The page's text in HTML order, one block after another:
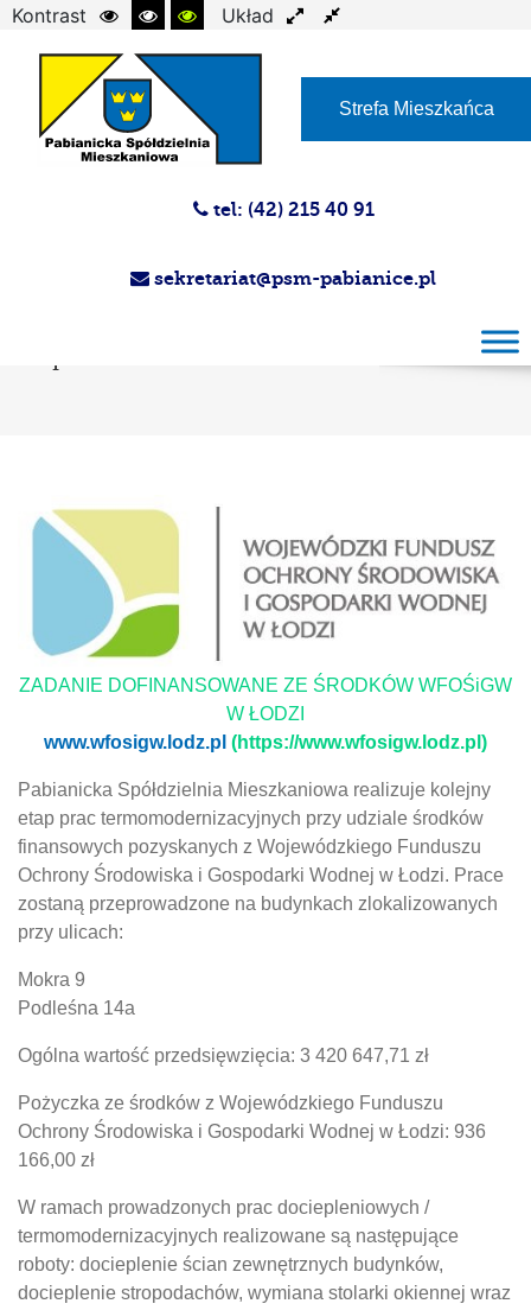
Kontrast
Układ
Strefa Mieszkańca
tel: (42) 215 40 91
sekretariat@psm-pabianice.pl
ZADANIE DOFINANSOWANE ZE ŚRODKÓW WFOŚiGW
W ŁODZI
www.wfosigw.lodz.pl (https://www.wfosigw.lodz.pl)
Pabianicka Spółdzielnia Mieszkaniowa realizuje kolejny
etap prac termomodernizacyjnych przy udziale środków
finansowych pozyskanych z Wojewódzkiego Funduszu
Ochrony Środowiska i Gospodarki Wodnej w Łodzi. Prace
zostaną przeprowadzone na budynkach zlokalizowanych
przy ulicach:
Mokra 9
Podleśna 14a
Ogólna wartość przedsięwzięcia: 3 420 647,71 zł
Pożyczka ze środków z Wojewódzkiego Funduszu
Ochrony Środowiska i Gospodarki Wodnej w Łodzi: 936
166,00 zł
W ramach prowadzonych prac dociepleniowych /
termomodernizacyjnych realizowane są następujące
roboty: docieplenie ścian zewnętrznych budynków,
docieplenie stropodachów, wymiana stolarki okiennej wraz